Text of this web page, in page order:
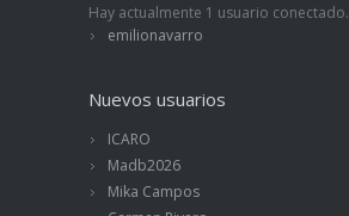
Hay actualmente 1 usuario conectado.
emilionavarro
Nuevos usuarios
ICARO
Madb2026
Mika Campos